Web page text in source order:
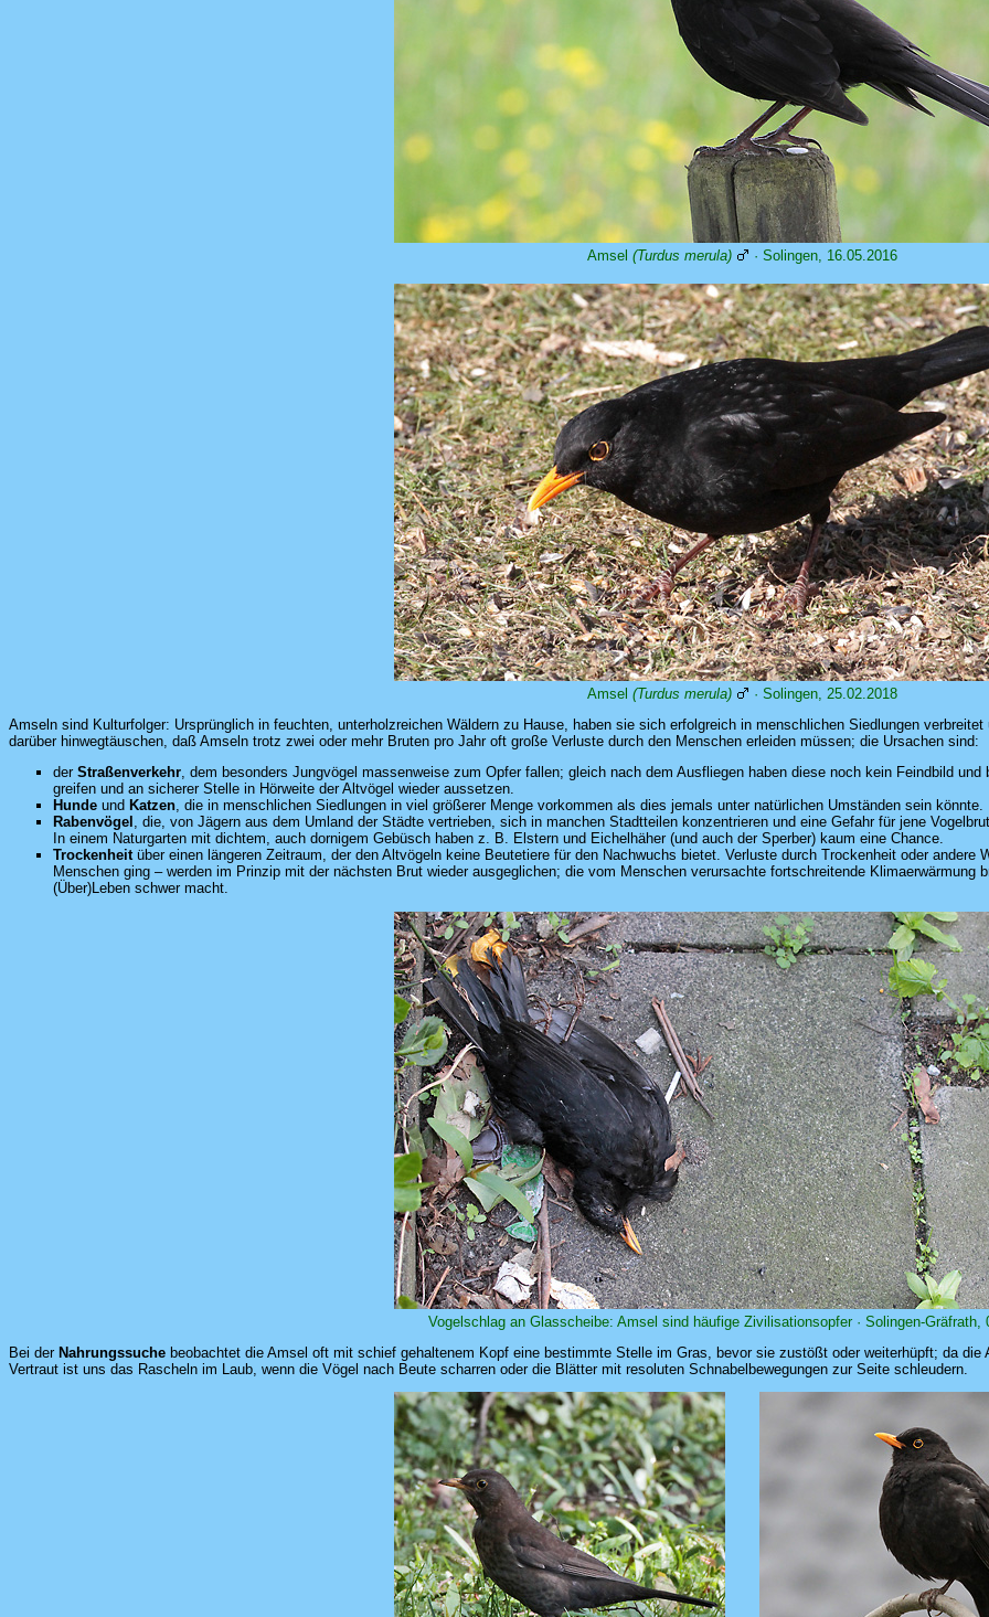
Amsel (Turdus merula) · Solingen, 16.05.2016
Amsel (Turdus merula)
· Solingen, 25.02.2018
Amseln sind Kulturfolger: Ursprünglich in feuchten, unterholzreichen Wäldern zu Hause, haben sie sich erfolgreich in menschlichen Siedlungen
darüber hinwegtäuschen, daß Amseln trotz zwei oder mehr Bruten pro Jahr oft große Verluste durch den Menschen erleiden müssen; die Ursachen sind:
der Straßenverkehr, dem besonders Jungvögel massenweise zum Opfer fallen; gleich nach dem Ausfliegen haben diese noch kein Feindbild
greifen und an sicherer Stelle in Hörweite der Altvögel wieder aussetzen.
Hunde und Katzen, die in menschlichen Siedlungen in viel größerer Menge vorkommen als dies jemals unter natürlichen Umständen sein könnte.
Rabenvögel , die, von Jägern aus dem Umland der Städte vertrieben, sich in manchen Stadtteilen konzentrieren und eine Gefahr für jene
In einem Naturgarten mit dichtem, auch dornigem Gebüsch haben z. B. Elstern und Eichelhäher (und auch der Sperber) kaum eine Chance.
Trockenheitüber einen längeren Zeitraum, der den Altvögeln keine Beutetiere für den Nachwuchs bietet. Verluste durch Trockenheit oder
Menschen ging – werden im Prinzip mit der nächsten Brut wieder ausgeglichen; die vom Menschen verursachte fortschreitende
(Über)Leben schwer macht.
Vogelschlag an Glasscheibe: Amsel sind häufige Zivilisationsopfer · Solingen-Gräfrath,
Bei der Nahrungssuche beobachtet die Amsel oft mit schief gehaltenem Kopf eine bestimmte Stelle im Gras, bevor sie zustößt oder weiterhüpft; da
Vertraut ist uns das Rascheln im Laub, wenn die Vögel nach Beute scharren oder die Blätter mit resoluten Schnabelbewegungen zur Seite schleudern.